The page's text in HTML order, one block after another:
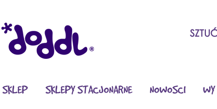
SKLEP SKLEPY STACJONARNE NOWOSCI